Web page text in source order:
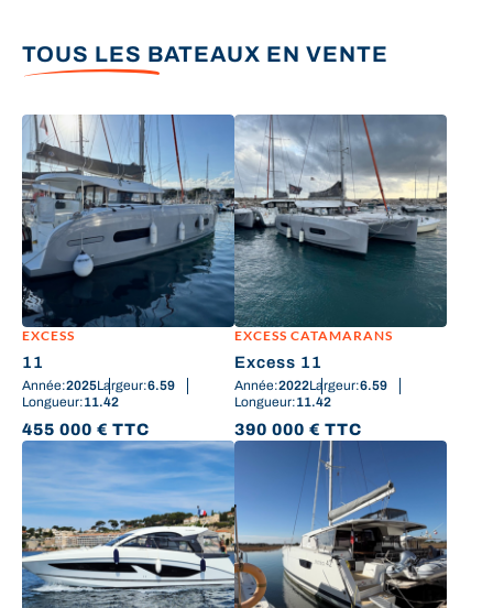
TOUS LES BATEAUX EN VENTE
EXCESS
11
Année:2025Largeur:6.59
Longueur:11.42
455 000 € TTC
EXCESS CATAMARANS
Excess 11
Année:2022Largeur:6.59
Longueur:11.42
390 000 € TTC